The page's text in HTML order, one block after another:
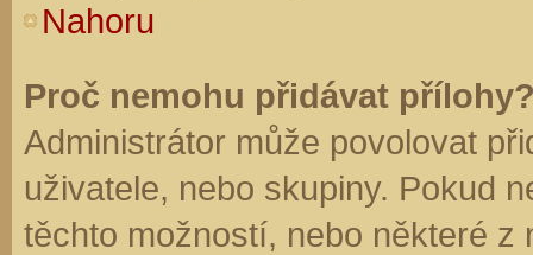
Nahoru
Proč nemohu přidávat
Administrátor může povolovat
uživatele, nebo skupiny. Pokud
těchto možností, nebo některé z